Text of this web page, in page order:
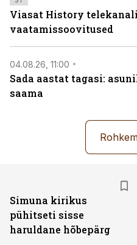
Viasat History
vaatamissoovitused
04.08.26, 11:00
Sada aastat tagasi:
saama
Simuna kirikus
pühitseti sisse
haruldane hõbepärg